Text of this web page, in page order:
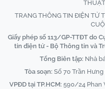
TRANG THÔNG TIN ĐIỆN TỬ
Giấy phép số 113/GP-TTĐT do
tin điện tử - Bộ Thông tin và
Tổng Biên tập: Nhà
Tòa soạn: Số 70 Trần
VPĐD tại TP.HCM: 590/24 Phan